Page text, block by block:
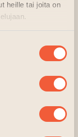
heille tai joita on